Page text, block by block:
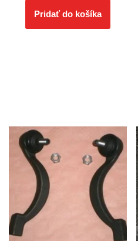
Pridať do košíka